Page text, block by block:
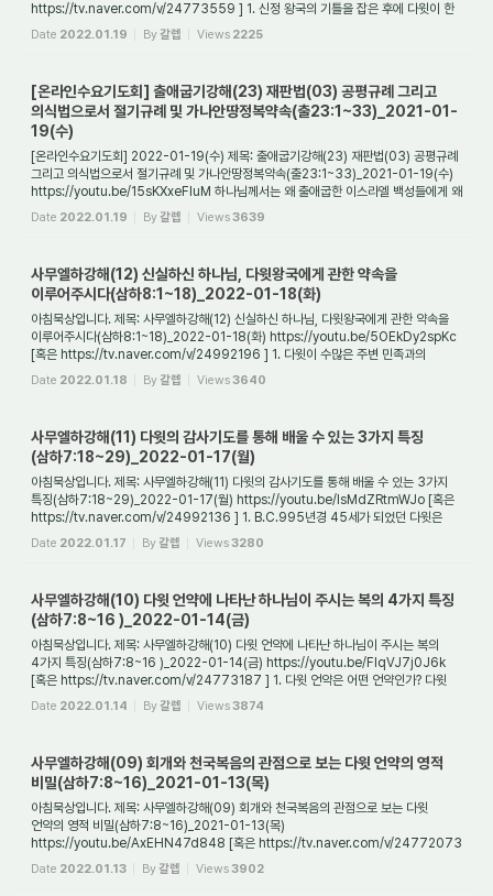
https://tv.naver.com/v/24773559 ] 1. 신정 왕국의 기틀을 잡은 후에 다윗이 한
일은 무엇인가? 신정 ...
Date 2022.01.19 By갈렙 Views 2225
[온라인수요기도회] 출애굽기강해(23) 재판법(03) 공평규례 그리고
의식법으로서 절기규례 및 가나안땅정복약속(출23:1~33)_2021-01-
19(수)
[온라인수요기도회] 2022-01-19(수) 제목: 출애굽기강해(23) 재판법(03) 공평규례
그리고 의식법으로서 절기규례 및 가나안땅정복약속(출23:1~33)_2021-01-19(수)
https://youtu.be/15sKXxeFluM 하나님께서는 왜 출애굽한 이스라엘 백성들에게 왜
진실만을 말...
Date 2022.01.19 By갈렙 Views3639
사무엘하강해(12) 신실하신 하나님, 다윗왕국에게 관한 약속을
이루어주시다(삼하8:1~18)_2022-01-18(화)
아침묵상입니다. 제목: 사무엘하강해(12) 신실하신 하나님, 다윗왕국에게 관한 약속을
이루어주시다(삼하8:1~18)_2022-01-18(화) https://youtu.be/5OEkDy2spKc
[혹은 https://tv.naver.com/v/24992196 ] 1. 다윗이 수많은 주변 민족과의
전쟁에서 승리할 수 ...
Date 2022.01.18 By갈렙 Views3640
사무엘하강해(11) 다윗의 감사기도를 통해 배울 수 있는 3가지 특징
(삼하7:18~29)_2022-01-17(월)
아침묵상입니다. 제목: 사무엘하강해(11) 다윗의 감사기도를 통해 배울 수 있는 3가지
특징(삼하7:18~29)_2022-01-17(월) https://youtu.be/IsMdZRtmWJo [혹은
https://tv.naver.com/v/24992136 ] 1. B.C.995년경 45세가 되었던 다윗은
어떻게 되어서 하나님께...
Date 2022.01.17 By갈렙 Views3280
사무엘하강해(10) 다윗 언약에 나타난 하나님이 주시는 복의 4가지 특징
(삼하7:8~16 )_2022-01-14(금)
아침묵상입니다. 제목: 사무엘하강해(10) 다윗 언약에 나타난 하나님이 주시는 복의
4가지 특징(삼하7:8~16 )_2022-01-14(금) https://youtu.be/FlqVJ7j0J6k
[혹은 https://tv.naver.com/v/24773187 ] 1. 다윗 언약은 어떤 언약인가? 다윗
언약은 편무언약(片...
Date 2022.01.14 By갈렙 Views3874
사무엘하강해(09) 회개와 천국복음의 관점으로 보는 다윗 언약의 영적
비밀(삼하7:8~16)_2021-01-13(목)
아침묵상입니다. 제목: 사무엘하강해(09) 회개와 천국복음의 관점으로 보는 다윗
언약의 영적 비밀(삼하7:8~16)_2021-01-13(목)
https://youtu.be/AxEHN47d848 [혹은 https://tv.naver.com/v/24772073
] 1. 왜 다윗은 성전을 지을 수 없다고 했을까? 하나님께...
Date 2022.01.13 By갈렙 Views3902